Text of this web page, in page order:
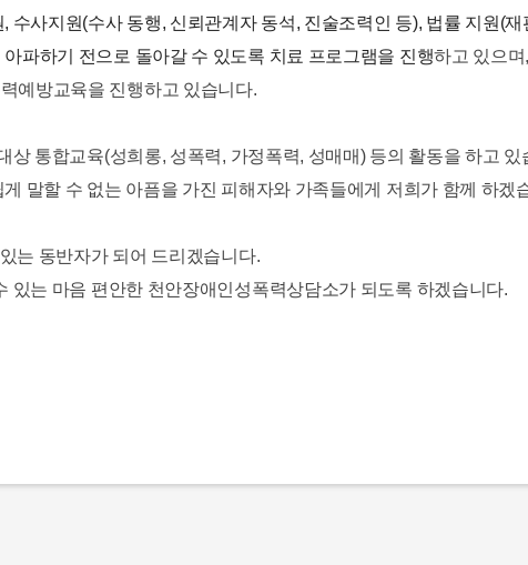
수사지원(수사 동행, 신뢰관계자 동석, 진술조력인 등), 법률 지원(재
파하기 전으로 돌아갈 수 있도록 치료 프로그램을 진행하고 있으며,
예방교육을 진행하고 있습니다.
상 통합교육(성희롱, 성폭력, 가정폭력, 성매매) 등의 활동을 하고 있
말할 수 없는 아픔을 가진 피해자와 가족들에게 저희가 함께 하겠
는 동반자가 되어 드리겠습니다.
있는 마음 편안한 천안장애인성폭력상담소가 되도록 하겠습니다.